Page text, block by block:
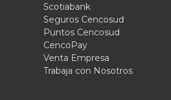
Scotiabank
Seguros Cencosud
Puntos Cencosud
CencoPay
Venta Empresa
Trabaja con Nosotros